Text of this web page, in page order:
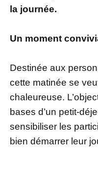
la journée.
Un moment
Destinée aux
cette matinée se
chaleureuse.
bases d’un petit-
sensibiliser les
bien démarrer leur